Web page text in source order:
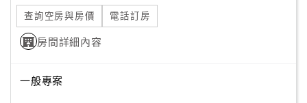
查詢空房與房價 電話訂房
房間詳細內容
一般專案